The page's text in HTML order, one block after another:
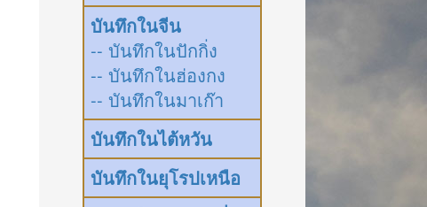
บันทึกในจีน
-- บันทึกในปักกิ่ง
-- บันทึกในฮ่องกง
-- บันทึกในมาเก๊า
บันทึกในไต้หวัน
บันทึกในยุโรปเหนือ